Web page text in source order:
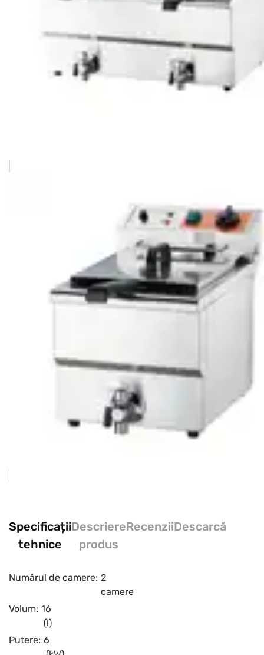
Specificații
tehnice
Descriere
produs
RecenziiDescarcă
Numărul de camere: 2
camere
Volum: 16
(l)
Putere: 6